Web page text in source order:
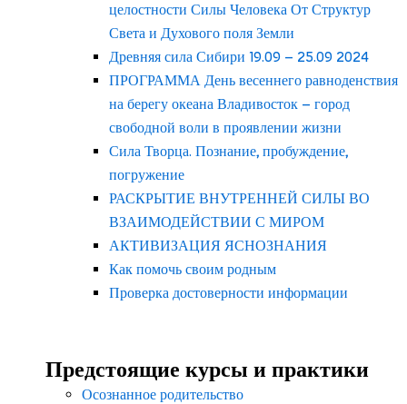
целостности Силы Человека От Структур
Света и Духового поля Земли
Древняя сила Сибири 19.09 – 25.09 2024
ПРОГРАММА День весеннего равноденствия
на берегу океана Владивосток – город
свободной воли в проявлении жизни
Сила Творца. Познание, пробуждение,
погружение
РАСКРЫТИЕ ВНУТРЕННЕЙ СИЛЫ ВО
ВЗАИМОДЕЙСТВИИ С МИРОМ
АКТИВИЗАЦИЯ ЯСНОЗНАНИЯ
Как помочь своим родным
Проверка достоверности информации
Предстоящие курсы и практики
Осознанное родительство